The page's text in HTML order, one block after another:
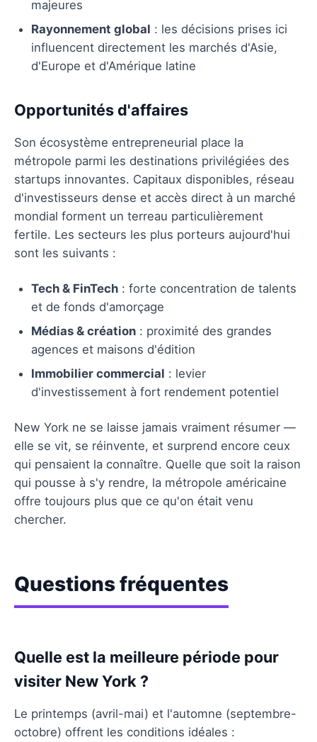
majeures
Rayonnement global : les décisions prises ici
influencent directement les marchés d'Asie,
d'Europe et d'Amérique latine
Opportunités d'affaires
Son écosystème entrepreneurial place la
métropole parmi les destinations privilégiées des
startups innovantes. Capitaux disponibles, réseau
d'investisseurs dense et accès direct à un marché
mondial forment un terreau particulièrement
fertile. Les secteurs les plus porteurs aujourd'hui
sont les suivants :
Tech & FinTech : forte concentration de talents
et de fonds d'amorçage
Médias & création : proximité des grandes
agences et maisons d'édition
Immobilier commercial : levier
d'investissement à fort rendement potentiel
New York ne se laisse jamais vraiment résumer —
elle se vit, se réinvente, et surprend encore ceux
qui pensaient la connaître. Quelle que soit la raison
qui pousse à s'y rendre, la métropole américaine
offre toujours plus que ce qu'on était venu
chercher.
Questions fréquentes
Quelle est la meilleure période pour
visiter New York ?
Le printemps (avril-mai) et l'automne (septembre-
octobre) offrent les conditions idéales :